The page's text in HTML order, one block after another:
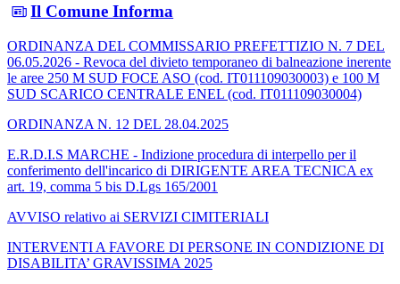
Il Comune Informa
ORDINANZA DEL COMMISSARIO PREFETTIZIO N. 7 DEL
06.05.2026 - Revoca del divieto temporaneo di balneazione inerente
le aree 250 M SUD FOCE ASO (cod. IT011109030003) e 100 M
SUD SCARICO CENTRALE ENEL (cod. IT011109030004)
ORDINANZA N. 12 DEL 28.04.2025
E.R.D.I.S MARCHE - Indizione procedura di interpello per il
conferimento dell'incarico di DIRIGENTE AREA TECNICA ex
art. 19, comma 5 bis D.Lgs 165/2001
AVVISO relativo ai SERVIZI CIMITERIALI
INTERVENTI A FAVORE DI PERSONE IN CONDIZIONE DI
DISABILITA’ GRAVISSIMA 2025